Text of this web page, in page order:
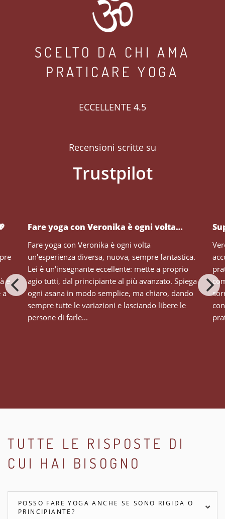
SCELTO DA CHI AMA
PRATICARE YOGA
ECCELLENTE 4.5
Recensioni scritte su
Fare yoga con Veronika è ogni volta…
Fare yoga con Veronika è ogni volta
un'esperienza diversa, nuova, sempre fantastica.
Lei è un'insegnante eccellente: mette a proprio
agio tutti, dal principiante al più avanzato. Spiega
ogni asana in modo semplice, ma chiaro, dando
sempre tutte le variazioni e lasciando libere le
persone di farle...
e
a
TUTTE LE RISPOSTE DI
CUI HAI BISOGNO
POSSO FARE YOGA ANCHE SE SONO RIGIDA O
PRINCIPIANTE?